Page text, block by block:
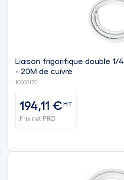
Liaison frigorifique double 1/4" - 5/8" -
- 20M de cuivre
10008170
194,11 €HT
Prix net PRO